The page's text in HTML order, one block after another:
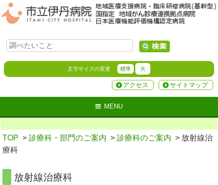
文字サイズの変更 標準 大
サイトマップ
アクセス
MENU
TOP > 診療科・部門のご案内 > 診療科のご案内 > 放射線治
療科
放射線治療科